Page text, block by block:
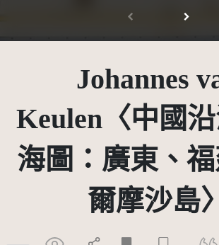
Johannes
Keulen〈中國
海圖：廣東、
爾摩沙島〉